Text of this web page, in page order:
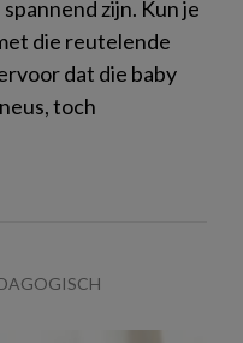
zijn. Kun je
die reutelende
dat die baby
toch